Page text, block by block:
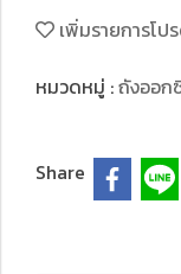
เพิ่มรายการโป
หมวดหมู่ :ถังออก
Share